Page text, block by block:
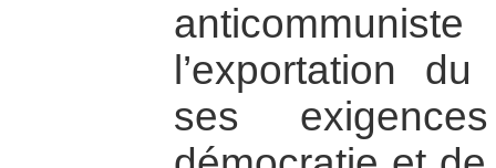
l’exportation
ses